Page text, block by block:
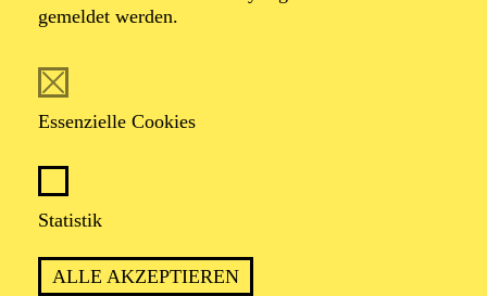
gemeldet werden.
Essenzielle Cookies
Statistik
ALLE AKZEPTIEREN
Die Klimakrise ist nicht weg. Sie ist nur leiser
Alltagsgesprächen. Währenddessen verändert sie Leben
in Echtzeit.